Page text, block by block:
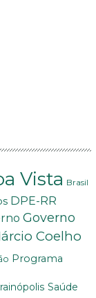
Vista Brasil
DPE-RR
Governo
Coelho
Programa
Saúde